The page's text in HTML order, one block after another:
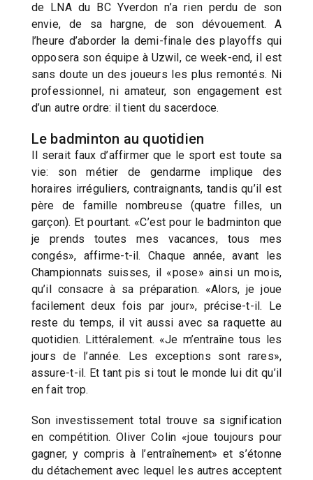
de LNA du BC Yverdon n’a rien perdu de son
envie, de sa hargne, de son dévouement. A
l’heure d’aborder la demi-finale des playoffs qui
opposera son équipe à Uzwil, ce week-end, il est
sans doute un des joueurs les plus remontés. Ni
professionnel, ni amateur, son engagement est
d’un autre ordre: il tient du sacerdoce.
Le badminton au quotidien
Il serait faux d’affirmer que le sport est toute sa
vie: son métier de gendarme implique des
horaires irréguliers, contraignants, tandis qu’il est
père de famille nombreuse (quatre filles, un
garçon). Et pourtant. «C’est pour le badminton que
je prends toutes mes vacances, tous mes
congés», affirme-t-il. Chaque année, avant les
Championnats suisses, il «pose» ainsi un mois,
qu’il consacre à sa préparation. «Alors, je joue
facilement deux fois par jour», précise-t-il. Le
reste du temps, il vit aussi avec sa raquette au
quotidien. Littéralement. «Je m’entraîne tous les
jours de l’année. Les exceptions sont rares»,
assure-t-il. Et tant pis si tout le monde lui dit qu’il
en fait trop.
Son investissement total trouve sa signification
en compétition. Oliver Colin «joue toujours pour
gagner, y compris à l’entraînement» et s’étonne
du détachement avec lequel les autres acceptent